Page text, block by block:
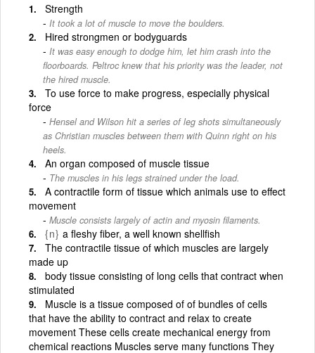
Strength
It took a lot of muscle to move the boulders.
Hired strongmen or bodyguards
It was easy enough to dodge him, let him crash into the
floorboards. Peltroc knew that his priority was the leader, not
the hired muscle.
To use force to make progress, especially physical
force
Hensel and Wilson hit a series of leg shots simultaneously
as Christian muscles between them with Quinn right on his
heels.
An organ composed of muscle tissue
The muscles in his legs strained under the load.
A contractile form of tissue which animals use to effect
movement
Muscle consists largely of actin and myosin filaments.
{n} a fleshy fiber, a well known shellfish
The contractile tissue of which muscles are largely
made up
body tissue consisting of long cells that contract when
stimulated
Muscle is a tissue composed of of bundles of cells
that have the ability to contract and relax to create
movement These cells create mechanical energy from
chemical reactions Muscles serve many functions They